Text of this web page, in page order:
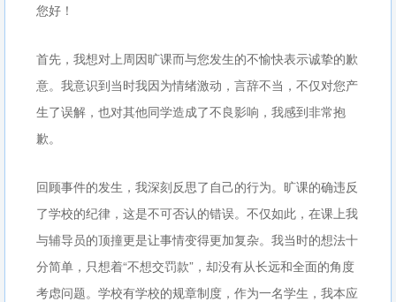
您好！
首先，我想对上周因旷课而与您发生的不愉快表示诚挚的歉
意。我意识到当时我因为情绪激动，言辞不当，不仅对您产
生了误解，也对其他同学造成了不良影响，我感到非常抱
歉。
回顾事件的发生，我深刻反思了自己的行为。旷课的确违反
了学校的纪律，这是不可否认的错误。不仅如此，在课上我
与辅导员的顶撞更是让事情变得更加复杂。我当时的想法十
分简单，只想着“不想交罚款”，却没有从长远和全面的角度
考虑问题。学校有学校的规章制度，作为一名学生，我本应